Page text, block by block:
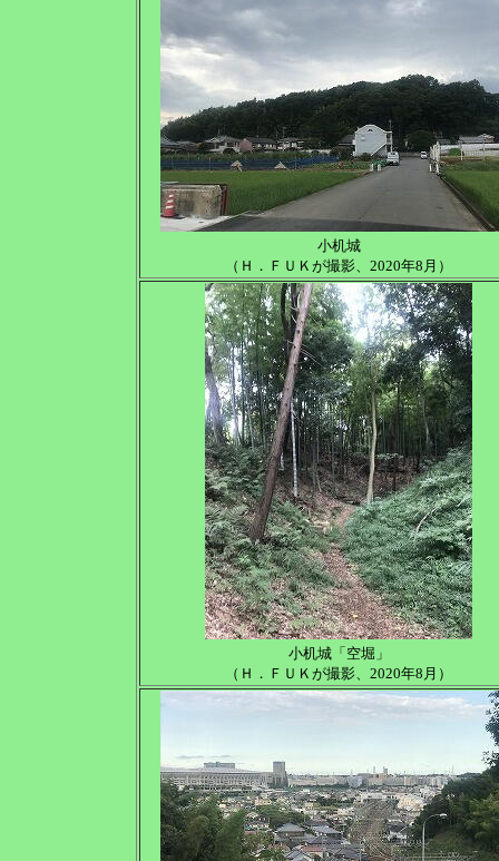
小机城
（Ｈ．ＦＵＫが撮影、2020年8月）
小机城「空堀」
（Ｈ．ＦＵＫが撮影、2020年8月）